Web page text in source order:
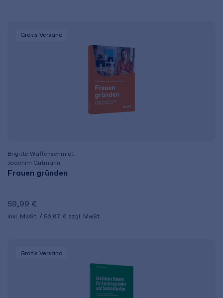
Gratis Versand
Brigitte Waffenschmidt
Joachim Gutmann
Frauen gründen
59,99 €
inkl. MwSt. 56,07 € zzgl. MwSt.
Gratis Versand